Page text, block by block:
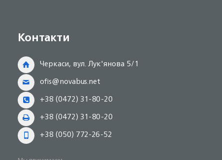
Контакти
Черкаси, вул. Лук'янова 5/1
ofis@novabus.net
+38 (0472) 31-80-20
+38 (0472) 31-80-20
+38 (050) 772-26-52